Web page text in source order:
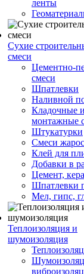
ленты
Сухие
смеси
Цементно-
смеси
Шпатлевки
Наливной
Кладочные
монтажные
Штукатурки
Смеси
Клей для
Добавки в
Цемент,
Шпатлевки
Мел, гипс,
Теплоизоляция и
шумоизоляция